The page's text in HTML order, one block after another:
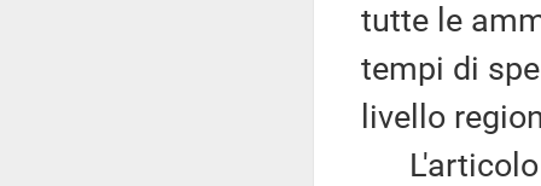
tutte le
tempi di
livello
L'articolo